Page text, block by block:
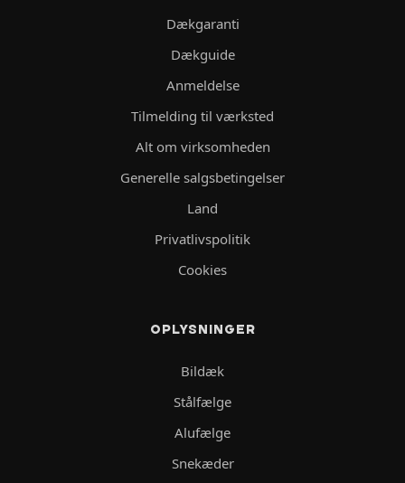
Dækgaranti
Dækguide
Anmeldelse
Tilmelding til værksted
Alt om virksomheden
Generelle salgsbetingelser
Land
Privatlivspolitik
Cookies
OPLYSNINGER
Bildæk
Stålfælge
Alufælge
Snekæder